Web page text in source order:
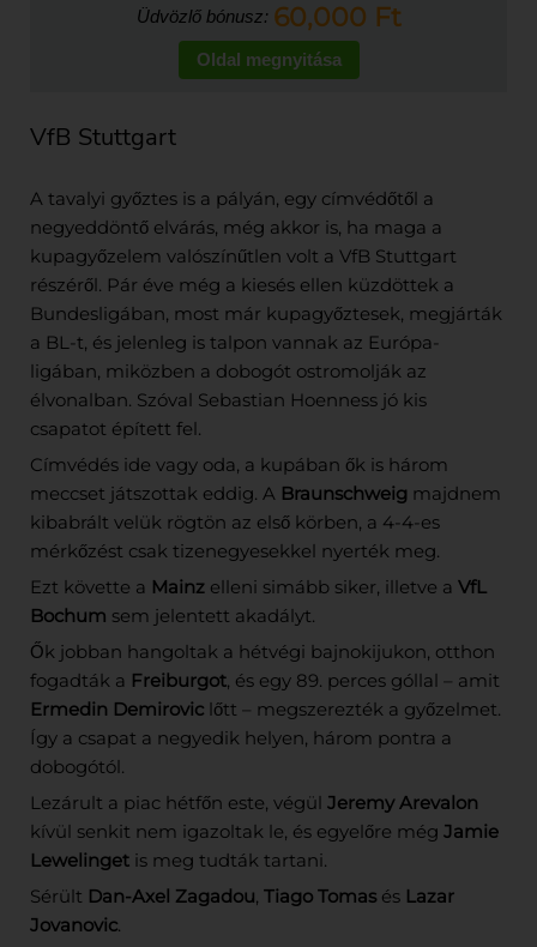
Üdvözlő bónusz: 60,000 Ft
Oldal megnyitása
VfB Stuttgart
A tavalyi győztes is a pályán, egy címvédőtől a
negyeddöntő elvárás, még akkor is, ha maga a
kupagyőzelem valószínűtlen volt a VfB Stuttgart
részéről. Pár éve még a kiesés ellen küzdöttek a
Bundesligában, most már kupagyőztesek, megjárták
a BL-t, és jelenleg is talpon vannak az Európa-
ligában, miközben a dobogót ostromolják az
élvonalban. Szóval Sebastian Hoenness jó kis
csapatot épített fel.
Címvédés ide vagy oda, a kupában ők is három
meccset játszottak eddig. A Braunschweig majdnem
kibabrált velük rögtön az első körben, a 4-4-es
mérkőzést csak tizenegyesekkel nyerték meg.
Ezt követte a Mainz elleni simább siker, illetve a VfL
Bochum sem jelentett akadályt.
Ők jobban hangoltak a hétvégi bajnokijukon, otthon
fogadták a Freiburgot, és egy 89. perces góllal – amit
Ermedin Demirovic lőtt – megszerezték a győzelmet.
Így a csapat a negyedik helyen, három pontra a
dobogótól.
Lezárult a piac hétfőn este, végül Jeremy Arevalon
kívül senkit nem igazoltak le, és egyelőre még Jamie
Lewelinget is meg tudták tartani.
Sérült Dan-Axel Zagadou, Tiago Tomas és Lazar
Jovanovic.